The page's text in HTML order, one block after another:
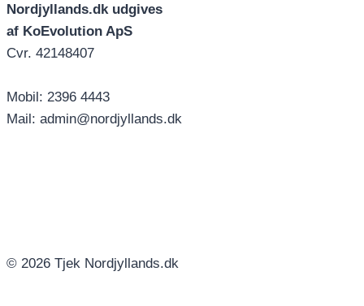
Nordjyllands.dk udgives
af KoEvolution ApS
Cvr. 42148407
Mobil: 2396 4443
Mail: admin@nordjyllands.dk
© 2026 Tjek Nordjyllands.dk